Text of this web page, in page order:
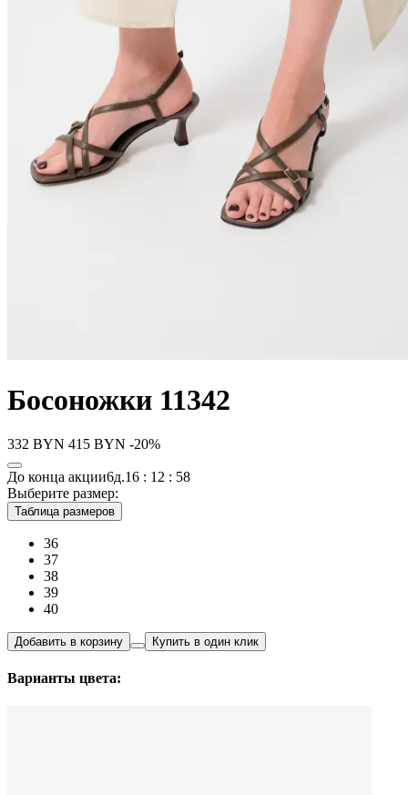
Босоножки 11342
332 BYN 415 BYN -20%
До конца акции6д.16 : 12 : 58
Выберите размер:
Таблица размеров
36
37
38
39
40
Добавить в корзину Купить в один клик
Варианты цвета: